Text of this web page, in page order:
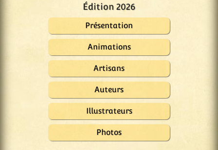
Édition 2026
Présentation
Animations
Artisans
Auteurs
Illustrateurs
Photos